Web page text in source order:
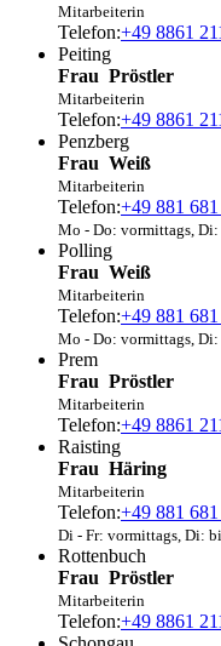
Mitarbeiterin
Telefon:+49 8861
Peiting
Frau Pröstler
Mitarbeiterin
Telefon:+49 8861
Penzberg
Frau Weiß
Mitarbeiterin
Telefon:+49 881
Mo - Do: vormittags,
Polling
Frau Weiß
Mitarbeiterin
Telefon:+49 881
Mo - Do: vormittags,
Prem
Frau Pröstler
Mitarbeiterin
Telefon:+49 8861
Raisting
Frau Häring
Mitarbeiterin
Telefon:+49 881
Di - Fr: vormittags, Di:
Rottenbuch
Frau Pröstler
Mitarbeiterin
Telefon:+49 8861